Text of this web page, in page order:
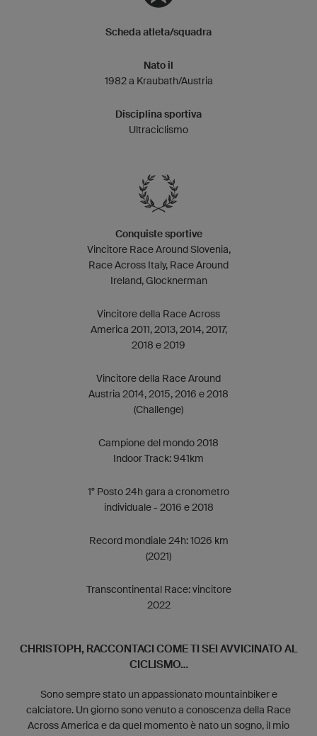
Scheda atleta/squadra
Nato il
1982 a Kraubath/Austria
Disciplina sportiva
Ultraciclismo
Conquiste sportive
Vincitore Race Around Slovenia,
Race Across Italy, Race Around
Ireland, Glocknerman
Vincitore della Race Across
America 2011, 2013, 2014, 2017,
2018 e 2019
Vincitore della Race Around
Austria 2014, 2015, 2016 e 2018
(Challenge)
Campione del mondo 2018
Indoor Track: 941km
1° Posto 24h gara a cronometro
individuale - 2016 e 2018
Record mondiale 24h: 1026 km
(2021)
Transcontinental Race: vincitore
2022
CHRISTOPH, RACCONTACI COME TI SEI AVVICINATO AL
CICLISMO...
Sono sempre stato un appassionato mountainbiker e
calciatore. Un giorno sono venuto a conoscenza della Race
Across America e da quel momento è nato un sogno, il mio